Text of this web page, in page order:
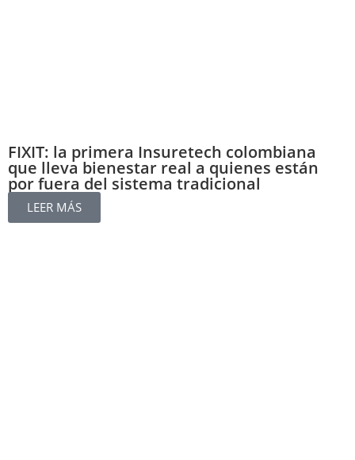
FIXIT: la primera Insuretech colombiana
que lleva bienestar real a quienes están
por fuera del sistema tradicional
LEER MÁS